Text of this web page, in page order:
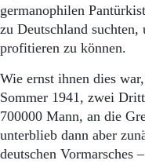
germanophilen
zu Deutschland
profitieren zu können.
Wie ernst ihnen dies
Sommer 1941, zwei
700000 Mann, an die
unterblieb dann aber
deutschen Vormarsches